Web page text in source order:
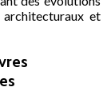
et